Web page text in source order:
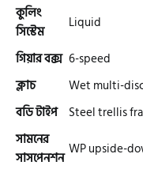
কুলিং
সিস্টেম
Liquid
গিয়ার বক্স 6-speed
ক্লাচ
Wet multi-
বডি টাইপ Steel trellis
সামনের
সাসপেনশন WP upside-